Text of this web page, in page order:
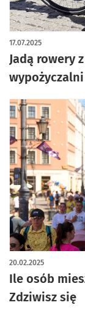
Jadą rowery
17.07.2025
Ile osób
Zdziwisz się
20.02.2025